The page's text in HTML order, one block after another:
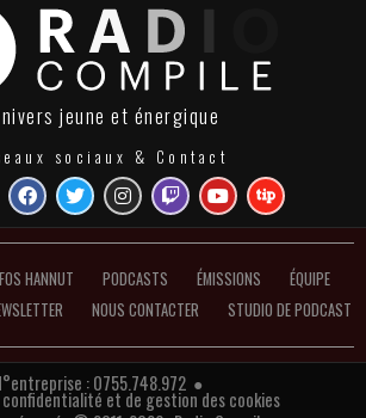
jeune et énergique
sociaux & Contact
HANNUT PODCASTS ÉMISSIONS
ÉQUIPE
NOUS CONTACTER STUDIO DE PODCAST
: 0755.748.972 ●
et de gestion des cookies